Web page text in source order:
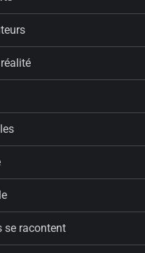
se racontent